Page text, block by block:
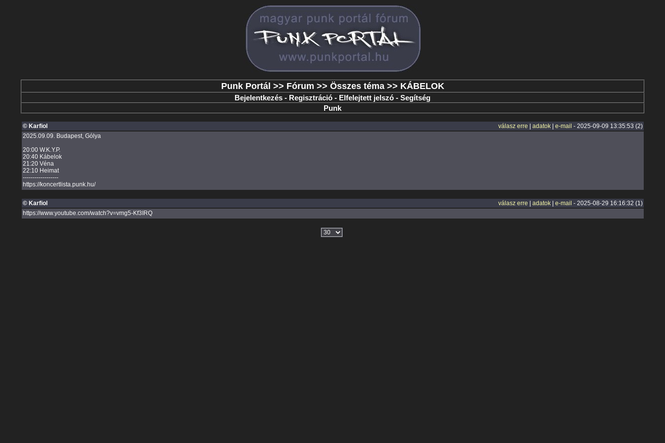
Punk Portál >> Fórum >> Összes téma>> KÁBELOK
Bejelentkezés - Regisztráció - Elfelejtett jelszó - Segítség
Punk
© Karfiol válasz erre adatok| e-mail - 2025-09-09 13:35:53 (2)
2025.09.09. Budapest, Gólya
20:00 W.K.Y.P.
20:40 Kábelok
21:20 Véna
22:10 Heimat
------------------
https://koncertlista.punk.hu/
© Karfiol válasz erre adatok| e-mail - 2025-08-29 16:16:32 (1)
https://www.youtube.com/watch?v=vmg5-Kf3IRQ